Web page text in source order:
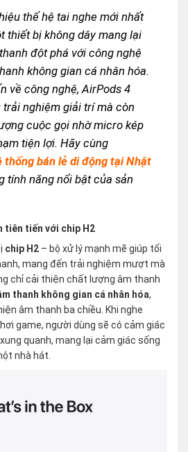
thế hệ tai nghe mới nhất
thiết bị không dây mang lại
đột phá với công nghệ
không gian cá nhân hóa.
về công nghệ, AirPods 4
nghiệm giải trí mà còn
cuộc gọi nhờ micro kép
tiện lợi. Hãy cùng
thống bán lẻ di động tại Nhật
tính năng nổi bật của sản
tiên tiến với chip H2
chip H2 – bộ xử lý mạnh mẽ giúp tối
mang đến trải nghiệm mượt mà
chỉ cải thiện chất lượng âm thanh
thanh không gian cá nhân hóa,
âm thanh ba chiều. Khi nghe
game, người dùng sẽ có cảm giác
quanh, mang lại cảm giác sống
nhà hát.